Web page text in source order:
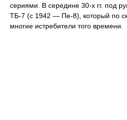
сериями. В середине 30-х гг. под
ТБ-7 (с 1942 — Пе-8), который по
многие истребители того времени.